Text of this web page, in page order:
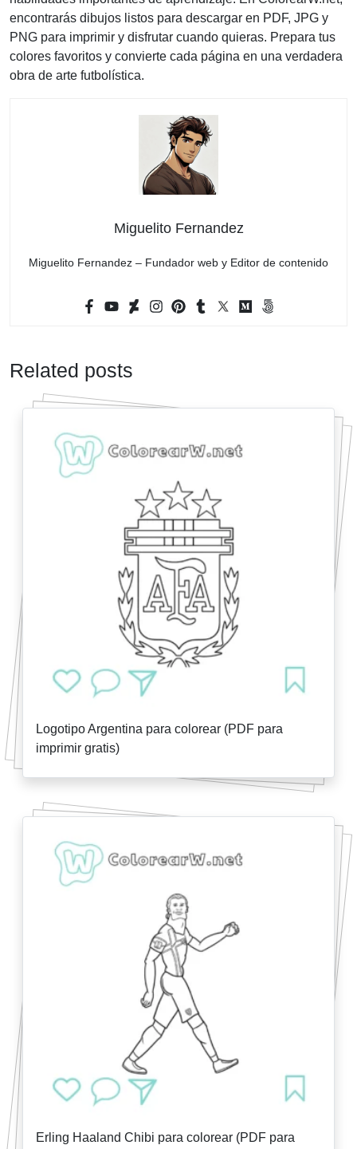
encontrarás dibujos listos para descargar en PDF, JPG y
PNG para imprimir y disfrutar cuando quieras. Prepara tus
colores favoritos y convierte cada página en una verdadera
obra de arte futbolística.
Miguelito Fernandez
Miguelito Fernandez – Fundador web y Editor de contenido
Related posts
Logotipo Argentina para colorear (PDF para
imprimir gratis)
Erling Haaland Chibi para colorear (PDF para